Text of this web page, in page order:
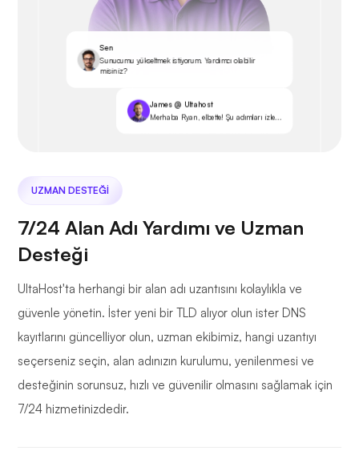
Sen
Sunucumu yükseltmek istiyorum. Yardımcı olabilir
misiniz?
James @ Ultahost
Merhaba Ryan, elbette! Şu adımları izle...
UZMAN DESTEĞI
7/24 Alan Adı Yardımı ve Uzman
Desteği
UltaHost'ta herhangi bir alan adı uzantısını kolaylıkla ve
güvenle yönetin. İster yeni bir TLD alıyor olun ister DNS
kayıtlarını güncelliyor olun, uzman ekibimiz, hangi uzantıyı
seçerseniz seçin, alan adınızın kurulumu, yenilenmesi ve
desteğinin sorunsuz, hızlı ve güvenilir olmasını sağlamak için
7/24 hizmetinizdedir.